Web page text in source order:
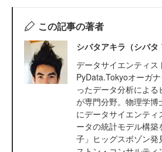
この記事の著者
シバタアキラ（シバタ
データサイエンティ
PyData.Tokyoオーガ
ったデータ分析による
が専門分野。物理学博
にデータサイエンテ
ータの統計モデル構
子」ヒッグスボゾン発